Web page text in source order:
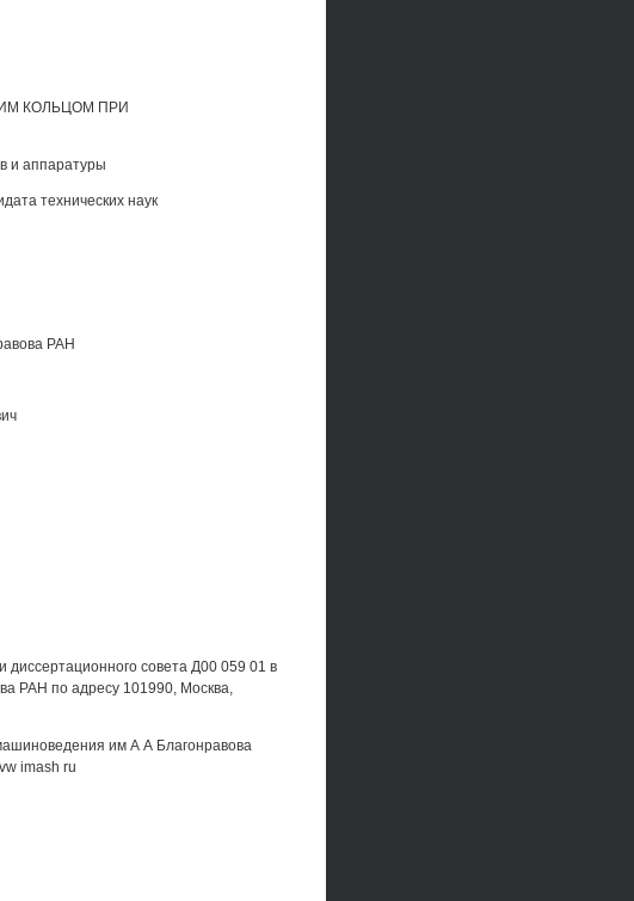
КОЛЬЦОМ ПРИ
и аппаратуры
технических наук
РАН
диссертационного совета Д00 059 01 в
РАН по адресу 101990, Москва,
им А А Благонравова
imash ru